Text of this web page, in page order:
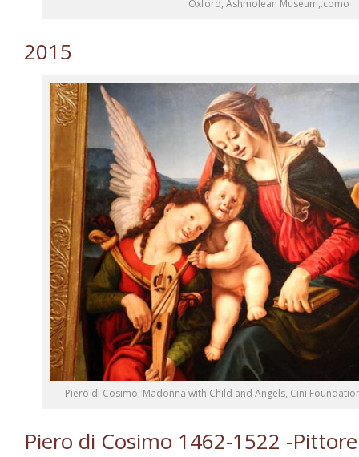
Oxford, Ashmolean Museum,.como
2015
Piero di Cosimo, Madonna with Child and Angels, Cini
Piero di Cosimo 1462-1522 -